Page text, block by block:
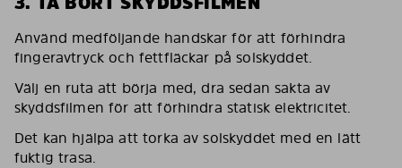
Använd medföljande handskar för att förhindra
fingeravtryck och fettfläckar på solskyddet.
Välj en ruta att börja med, dra sedan sakta av
skyddsfilmen för att förhindra statisk elektricitet.
Det kan hjälpa att torka av solskyddet med en lätt
fuktig trasa.